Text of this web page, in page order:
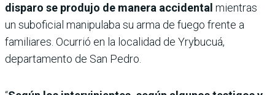
disparo se produjo de manera accidental mientras
un suboficial manipulaba su arma de fuego frente a
familiares. Ocurrió en la localidad de Yrybucuá,
departamento de San Pedro.